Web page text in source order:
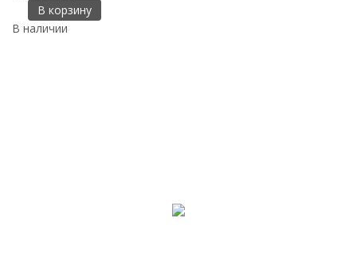
В корзину
В наличии